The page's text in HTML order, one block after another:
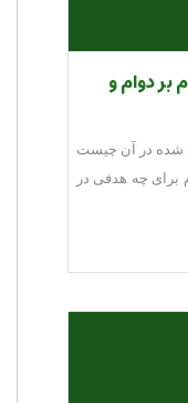
بر دوام و
شده در آن چیست
برای چه هدفی در